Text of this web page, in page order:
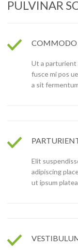
PULVINAR
COMMODO
Ut a parturient
fusce mi pos
a sit
Elit
adipiscing
ut ipsum